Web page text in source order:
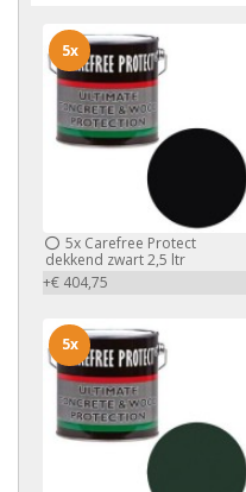
5x Carefree Protect
dekkend zwart 2,5 ltr
+€ 404,75
5x
5x